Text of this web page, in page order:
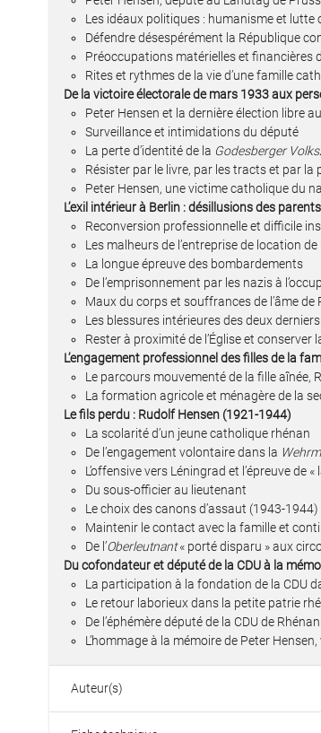
Les idéaux politiques : humanisme et lutte
Défendre désespérément la République
Préoccupations matérielles et financières
Rites et rythmes de la vie d’une famille
De la victoire électorale de mars 1933 aux
Peter Hensen et la dernière élection libre
Surveillance et intimidations du député
La perte d’identité de la Godesberger
Résister par le livre, par les tracts et par la
Peter Hensen, une victime catholique du
L’exil intérieur à Berlin : désillusions des
Reconversion professionnelle et difficile
Les malheurs de l’entreprise de location de
La longue épreuve des bombardements
De l’emprisonnement par les nazis à
Maux du corps et souffrances de l’âme de
Les blessures intérieures des deux
Rester à proximité de l’Église et conserver
L’engagement professionnel des filles de la
Le parcours mouvementé de la fille aînée,
La formation agricole et ménagère de la
Le fils perdu : Rudolf Hensen (1921-1944)
La scolarité d’un jeune catholique rhénan
De l’engagement volontaire dans la
L’offensive vers Léningrad et l’épreuve de
Du sous-officier au lieutenant
Le choix des canons d’assaut (1943-1944)
Maintenir le contact avec la famille et
De l’Oberleutnant« porté disparu » aux
Du cofondateur et député de la CDU à la
La participation à la fondation de la CDU
Le retour laborieux dans la petite patrie
De l’éphémère député de la CDU de
L’hommage à la mémoire de Peter
Auteur(s)